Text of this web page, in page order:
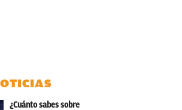
¿Cuánto sabes sobre